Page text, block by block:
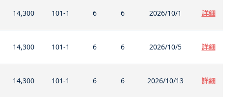
14,300 101-1 6 6 2026/10/1 詳細
14,300 101-1 6 6 2026/10/5 詳細
14,300 101-1 6 6 2026/10/13 詳細